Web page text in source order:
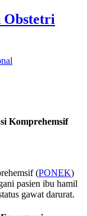
Obstetri
Komprehemsif
(PONEK)
pasien ibu hamil
gawat darurat.